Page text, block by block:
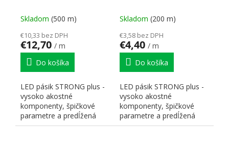
120 LED/m
Skladom (500 m)
€10,33 bez DPH
€12,70 / m
Do košíka
LED pásik STRONG plus -
vysoko akostné
komponenty, špičkové
parametre a predĺžená
záruka 5 rokov.
120 LED/m
Skladom (200 m)
€3,58 bez DPH
€4,40 / m
Do košíka
LED pásik STRONG plus -
vysoko akostné
komponenty, špičkové
parametre a predĺžená
záruka 5 rokov.